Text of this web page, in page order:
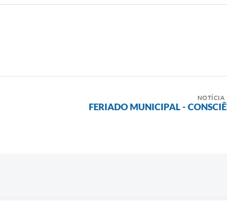
NOTÍCIA
FERIADO MUNICIPAL -